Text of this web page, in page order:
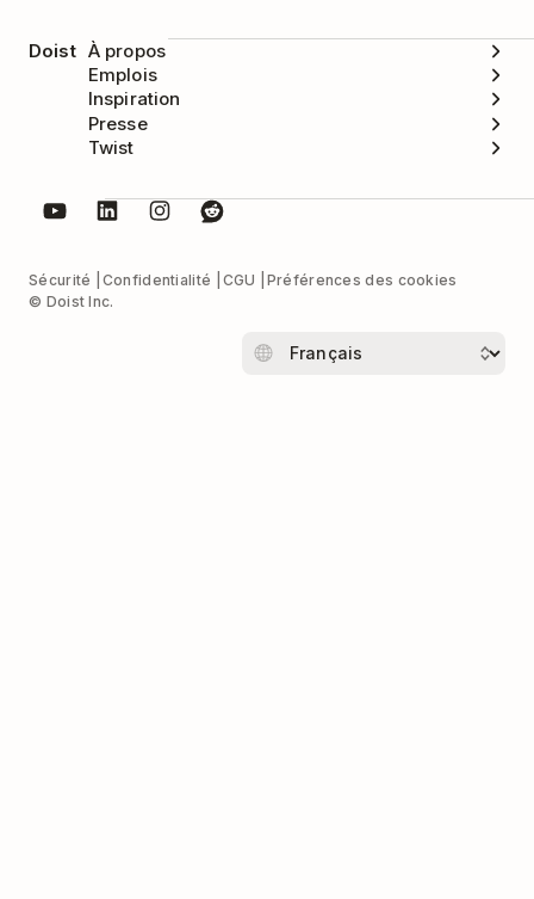
Doist À propos
Emplois
Inspiration
Presse
Twist
Sécurité Confidentialité CGU
Préférences des cookies
© Doist Inc.